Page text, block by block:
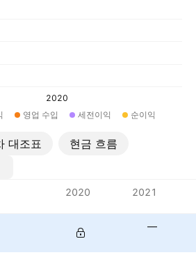
2020
영업 수입 세전이익 순이익
대조표 현금 흐름
2020 2021
—